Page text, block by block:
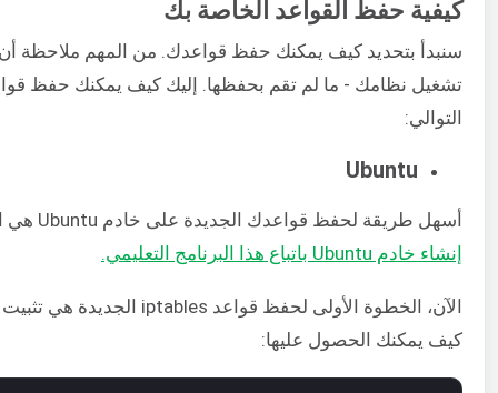
كيفية حفظ القواعد الخاصة بك
تشغيل نظامك - ما لم تقم بحفظها. إليك كيف يمكنك حفظ
التوالي:
Ubuntu
أسهل طريقة لحفظ قواعدك الجديدة على خادم Ubuntu هي استخدام حزمة
إنشاء خادم Ubuntu باتباع هذا البرنامج التعليمي​.
الآن، الخطوة الأولى لحفظ قواعد iptables الجديدة هي تثبيت حزمة
كيف يمكنك الحصول عليها: